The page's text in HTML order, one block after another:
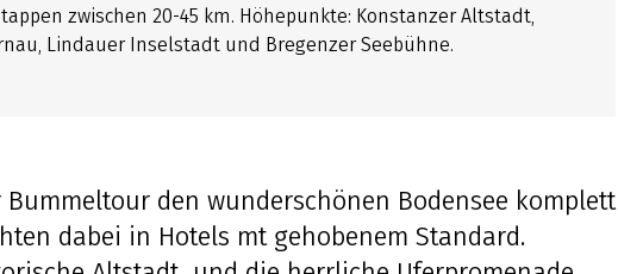
zwischen 20-45 km. Höhepunkte: Konstanzer Altstadt,
Lindauer Inselstadt und Bregenzer Seebühne.
Bummeltour den wunderschönen Bodensee komplett
dabei in Hotels mt gehobenem Standard.